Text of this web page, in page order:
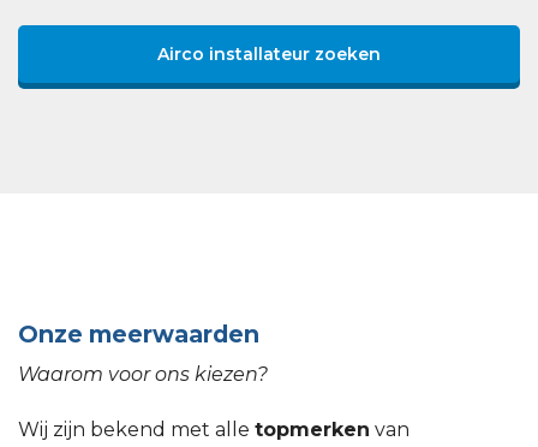
Airco installateur zoeken
Onze meerwaarden
Waarom voor ons kiezen?
Wij zijn bekend met alle topmerken van